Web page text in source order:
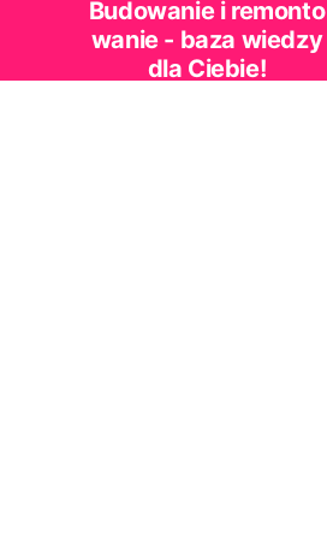
Budowanie i remonto
wanie - baza wiedzy
dla Ciebie!